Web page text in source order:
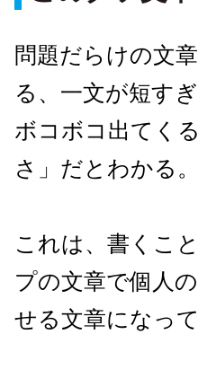
問題だらけの文
る、一文が短す
ボコボコ出てく
さ」だとわかる。
これは、書くこ
プの文章で個人
せる文章になっ